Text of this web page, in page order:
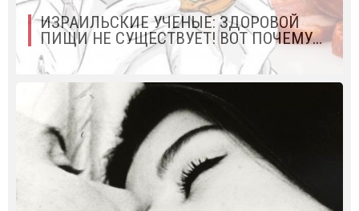
ИЗРАИЛЬСКИЕ УЧЕНЫЕ: ЗДОРОВОЙ
ПИЩИ НЕ СУЩЕСТВУЕТ! ВОТ ПОЧЕМУ…